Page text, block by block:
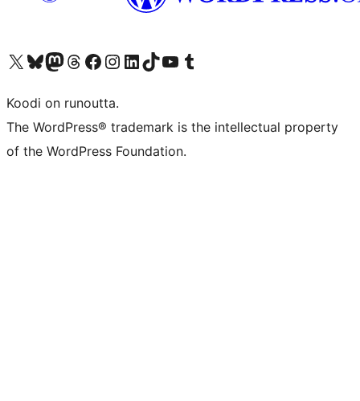
Visit our X (formerly Twitter) account
Visit our Bluesky account
Visit our Mastodon account
Visit our Threads account
Visit our Facebook page
Visit our Instagram account
Visit our LinkedIn account
Visit our TikTok account
Näytä YouTube-kanava
Visit our Tumblr account
Koodi on runoutta.
The WordPress® trademark is the intellectual property
of the WordPress Foundation.